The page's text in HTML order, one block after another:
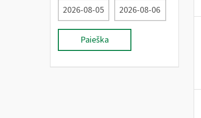
Paieška